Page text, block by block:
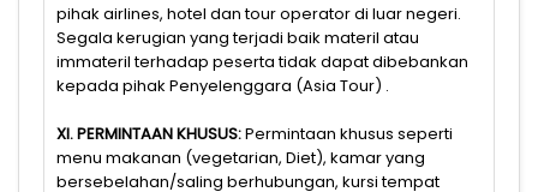
pihak airlines, hotel dan tour operator di luar negeri.
Segala kerugian yang terjadi baik materil atau
immateril terhadap peserta tidak dapat dibebankan
kepada pihak Penyelenggara (Asia Tour) .
XI. PERMINTAAN KHUSUS:Permintaan khusus seperti
menu makanan (vegetarian, Diet), kamar yang
bersebelahan/saling berhubungan, kursi tempat